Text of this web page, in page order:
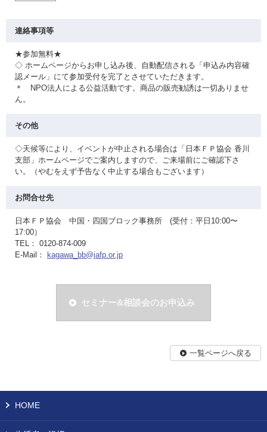
連絡事項等
★参加無料★
◇ ホームページからお申し込み後、自動配信される「申込み内容確
認メール」にて参加受付を完了とさせていただきます。
＊ NPO法人による公益活動です。商品の販売勧誘は一切ありませ
ん。
その他
◇天候等により、イベントが中止される場合は「日本ＦＰ協会 香川
支部」ホームページでご案内しますので、ご来場前にご確認下さ
い。（やむをえず予告なく中止する場合もございます）
お問合せ先
日本ＦＰ協会 中国・四国ブロック事務所 (受付：平日10:00〜
17:00）
TEL： 0120-874-009
E-Mail：
kagawa_bb@jafp.or.jp
セミナー&相談会のお申込み
一覧ページへ戻る
HOME